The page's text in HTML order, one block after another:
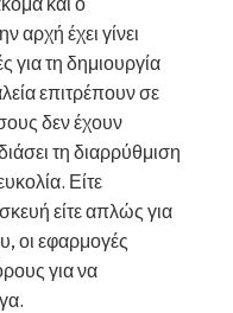
αρχή έχει γίνει
για τη δημιουργία
επιτρέπουν σε
δεν έχουν
τη διαρρύθμιση
Είτε
είτε απλώς για
οι εφαρμογές
για να